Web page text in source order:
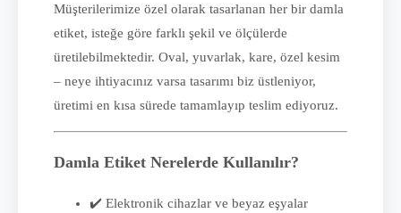
Müşterilerimize özel olarak tasarlanan her bir damla
etiket, isteğe göre farklı şekil ve ölçülerde
üretilebilmektedir. Oval, yuvarlak, kare, özel kesim
– neye ihtiyacınız varsa tasarımı biz üstleniyor,
üretimi en kısa sürede tamamlayıp teslim ediyoruz.
Damla Etiket Nerelerde Kullanılır?
✔️ Elektronik cihazlar ve beyaz eşyalar